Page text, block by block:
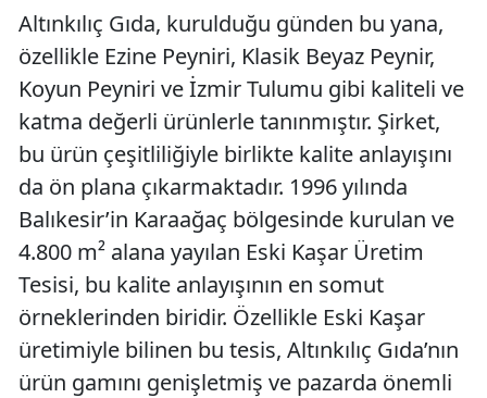
Altınkılıç Gıda, kurulduğu günden bu yana,
özellikle Ezine Peyniri, Klasik Beyaz Peynir,
Koyun Peyniri ve İzmir Tulumu gibi kaliteli ve
katma değerli ürünlerle tanınmıştır. Şirket,
bu ürün çeşitliliğiyle birlikte kalite anlayışını
da ön plana çıkarmaktadır. 1996 yılında
Balıkesir’in Karaağaç bölgesinde kurulan ve
4.800 m² alana yayılan Eski Kaşar Üretim
Tesisi, bu kalite anlayışının en somut
örneklerinden biridir. Özellikle Eski Kaşar
üretimiyle bilinen bu tesis, Altınkılıç Gıda’nın
ürün gamını genişletmiş ve pazarda önemli